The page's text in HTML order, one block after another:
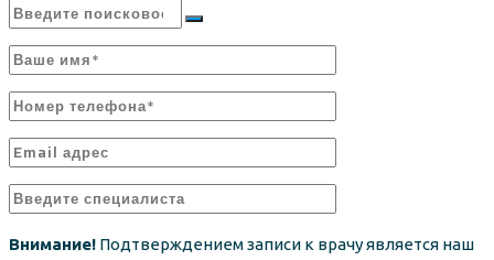
Внимание! Подтверждением записи к врачу является наш